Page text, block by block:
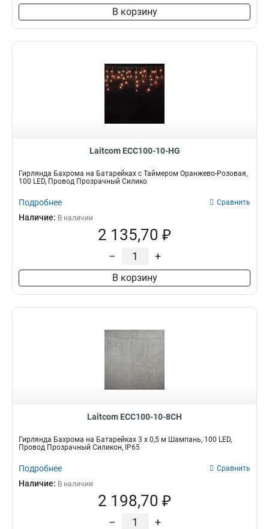
В корзину
Laitcom ECC100-10-HG
Гирлянда Бахрома на Батарейках с Таймером Оранжево-Розовая,
100 LED, Провод Прозрачный Силико
Подробнее Сравнить
Наличие: В наличии
2 135,70 ₽
– +
В корзину
Laitcom ECC100-10-8CH
Гирлянда Бахрома на Батарейках 3 x 0,5 м Шампань, 100 LED,
Провод Прозрачный Силикон, IP65
Подробнее Сравнить
Наличие: В наличии
2 198,70 ₽
– +